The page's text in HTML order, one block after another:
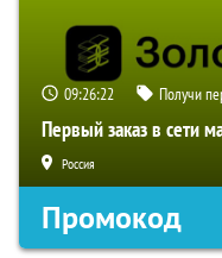
09:26:21 Получи
Первый заказ в сети
Россия
Промокод